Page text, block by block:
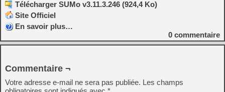
Télécharger SUMo v3.11.3.246 (924,4 Ko)
Site Officiel
En savoir plus…
0 commentaire
Commentaire ¬
Votre adresse e-mail ne sera pas publiée. Les champs